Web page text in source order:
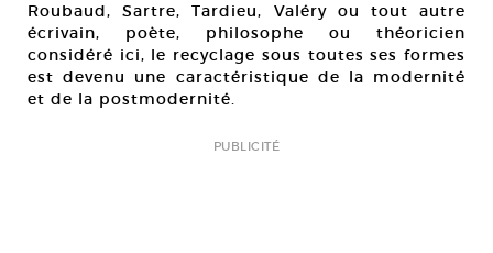
Roubaud, Sartre, Tardieu, Valéry ou tout autre
écrivain, poète, philosophe ou théoricien
considéré ici, le recyclage sous toutes ses formes
est devenu une caractéristique de la modernité
et de la postmodernité.
PUBLICITÉ